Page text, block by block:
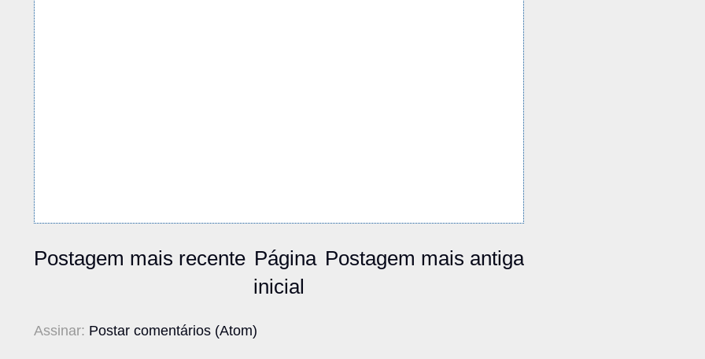
Postagem mais recente Postagem mais antiga
Página
inicial
Assinar: Postar comentários (Atom)